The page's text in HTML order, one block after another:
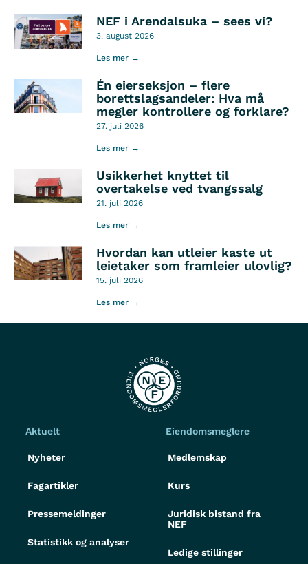
NEF i Arendalsuka – sees vi?
3. august 2026
Les mer →
Én eierseksjon – flere
borettslagsandeler: Hva må
megler kontrollere og forklare?
27. juli 2026
Les mer →
Usikkerhet knyttet til
overtakelse ved tvangssalg
21. juli 2026
Les mer →
Hvordan kan utleier kaste ut
leietaker som framleier ulovlig?
15. juli 2026
Les mer →
Aktuelt
Nyheter
Fagartikler
Pressemeldinger
Statistikk og analyser
Eiendomsmeglere
Medlemskap
Kurs
Juridisk bistand fra
NEF
Ledige stillinger